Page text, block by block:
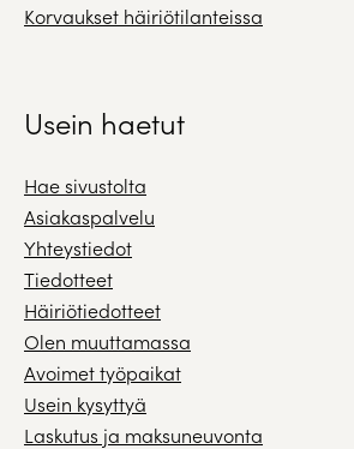
Korvaukset häiriötilanteissa
Usein haetut
Hae sivustolta
Asiakaspalvelu
Yhteystiedot
Tiedotteet
Häiriötiedotteet
Olen muuttamassa
Avoimet työpaikat
Usein kysyttyä
Laskutus ja maksuneuvonta